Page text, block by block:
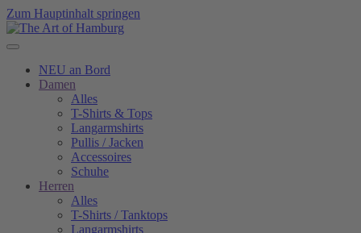
Zum Hauptinhalt springen
NEU an Bord
Damen
Alles
T-Shirts & Tops
Langarmshirts
Pullis / Jacken
Accessoires
Schuhe
Herren
Alles
T-Shirts / Tanktops
Langarmshirts